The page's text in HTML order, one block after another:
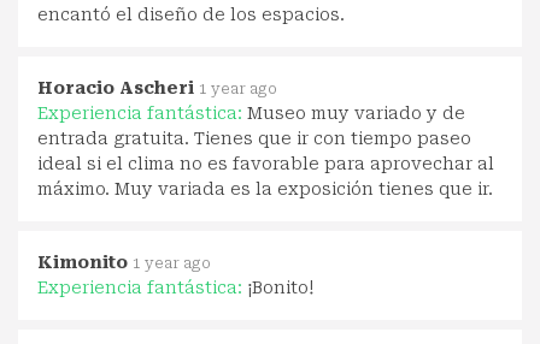
encantó el diseño de los espacios.
Horacio Ascheri 1 year ago
Experiencia fantástica: Museo muy variado y de
entrada gratuita. Tienes que ir con tiempo paseo
ideal si el clima no es favorable para aprovechar al
máximo. Muy variada es la exposición tienes que ir.
Kimonito 1 year ago
Experiencia fantástica: ¡Bonito!